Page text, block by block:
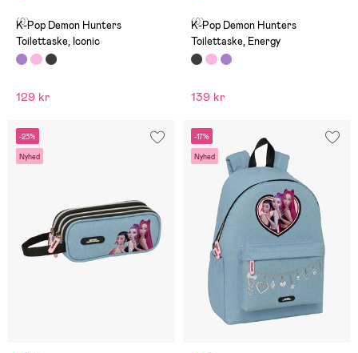
(0)
K-Pop Demon Hunters
Toilettaske, Iconic
129 kr
(0)
K-Pop Demon Hunters
Toilettaske, Energy
139 kr
-23%
Nyhed
-17%
Nyhed